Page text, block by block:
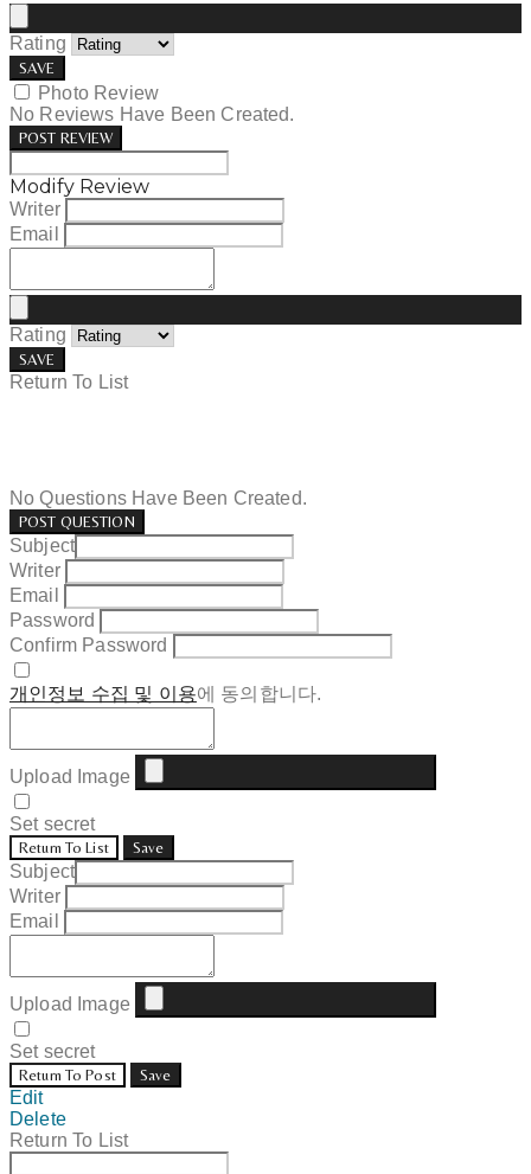
Rating
SAVE
Photo Review
No Reviews Have Been Created.
POST REVIEW
Modify Review
Writer
Email
Rating
SAVE
Return To List
No Questions Have Been Created.
POST QUESTION
Subject
Writer
Email
Password
Confirm Password
개인정보 수집 및 이용에 동의합니다.
Upload Image
Set secret
Return To List Save
Subject
Writer
Email
Upload Image
Set secret
Return To Post Save
Edit
Delete
Return To List